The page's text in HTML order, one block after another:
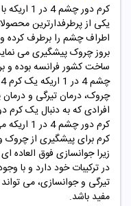
یکی از پرطرفدارترین
اطراف چشم را برطرف کرده
ساخت کشور فرانسه بوده و
چشم4 در 1 اریکه
چروک، درمان تیرگی و
افرادی که به دنبال یک
کرم دور چشم4 در 1 اریکه
کرم برای پیشگیری از چروک
زیرا جوانسازی فوق العاده
در ترکیبات خود دارد و با
تیرگی و جوانسازی، می
مفید باشد.